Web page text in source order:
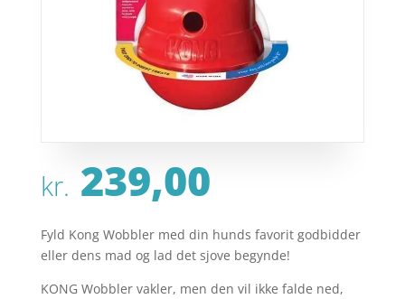
kr. 239,00
Fyld Kong Wobbler med din hunds favorit godbidder
eller dens mad og lad det sjove begynde!
KONG Wobbler vakler, men den vil ikke falde ned,